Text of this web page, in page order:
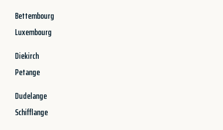
Bettembourg
Luxembourg
Diekirch
Petange
Dudelange
Schifflange